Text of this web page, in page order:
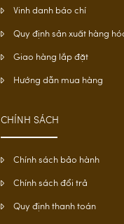
Vinh danh báo chí
Quy định sản xuất hàng
Giao hàng lắp đặt
Hướng dẫn mua hàng
CHÍNH SÁCH
Chính sách bảo hành
Chính sách đổi trả
Quy định thanh toán